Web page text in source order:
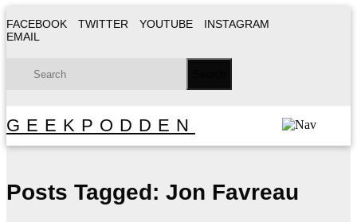
FACEBOOK TWITTER YOUTUBE
INSTAGRAM
EMAIL
GEEKPODDEN
Posts Tagged: Jon Favreau